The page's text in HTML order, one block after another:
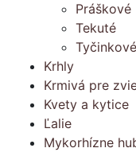
Práškové
Tekuté
Tyčinkové
Krhly
Krmivá pre
Kvety a kytice
Ľalie
Mykorhízne